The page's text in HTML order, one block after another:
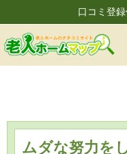
口コミ登
ムダな努力を